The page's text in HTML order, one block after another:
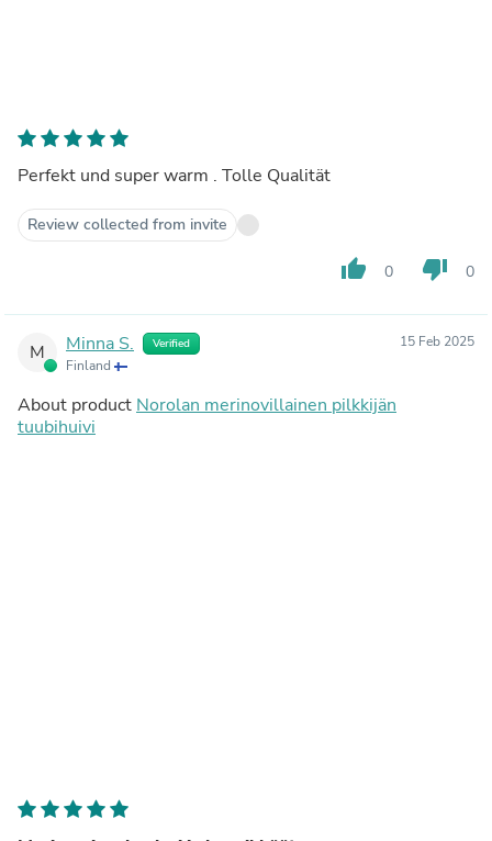
Perfekt und super warm . Tolle Qualität
Review collected from invite
thumb_up 0 thumb_down 0
M Minna S. Verified
Finland
15 Feb 2025
About product Norolan merinovillainen pilkkijän
tuubihuivi